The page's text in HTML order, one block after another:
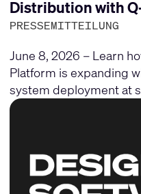
Distribution with
PRESSEMITTEILUNG
June 8, 2026 – Learn
Platform is expanding
system deployment at